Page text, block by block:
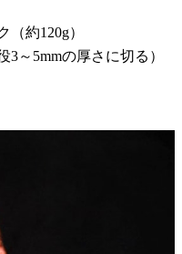
120g）
5mmの厚さに切る）